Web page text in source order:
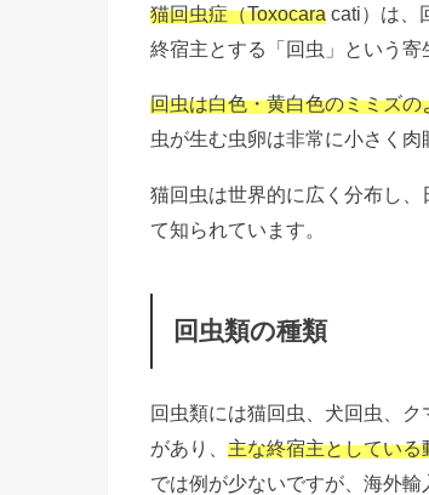
猫回虫症（Toxocara cati）は、
終宿主とする「回虫」という寄
回虫は白色・黄白色のミミズ
虫が生む虫卵は非常に小さく肉
猫回虫は世界的に広く分布し
て知られています。
回虫類の種類
回虫類には猫回虫、犬回虫、
があり、 主な終宿主としてい
では例が少ないですが、海外輸